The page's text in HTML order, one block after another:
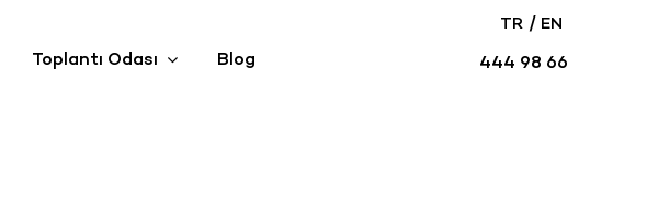
Toplantı Odası Blog
TR / EN
444 98 66